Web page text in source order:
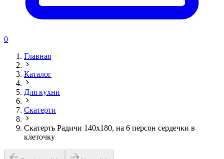
0
Главная
Каталог
Для кухни
Скатерти
Скатерть Радичи 140х180, на 6 персон сердечки в
клеточку